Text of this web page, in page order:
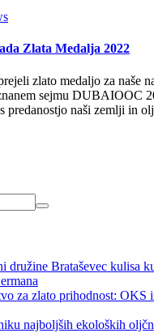
Zlata Medalja 2022
zlato medaljo za naše
sejmu DUBAIOOC
predanostjo naši zemlji in
družine Brataševec kulisa
za zlato prihodnost: OKS
najboljših ekoloških